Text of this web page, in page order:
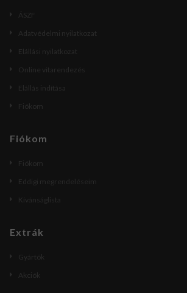
ÁSZF
Adatvédelmi nyilatkozat
Elállási nyilatkozat
Online vitarendezés
Elállás indítása
Fiókom
Fiókom
Fiókom
Eddigi megrendeléseim
Kívánságlista
Extrák
Gyártók
Akciók